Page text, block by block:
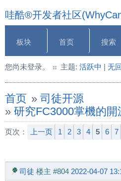
哇酷®开发者社区
板块 首页 搜索
您尚未登录。 主题: 活跃中 | 无
首页 » 司徒开源
» 研究FC3000掌機的開
页次： 上一页 1 2 3 4 5 6 7
司徒 楼主 #804 2022-04-07